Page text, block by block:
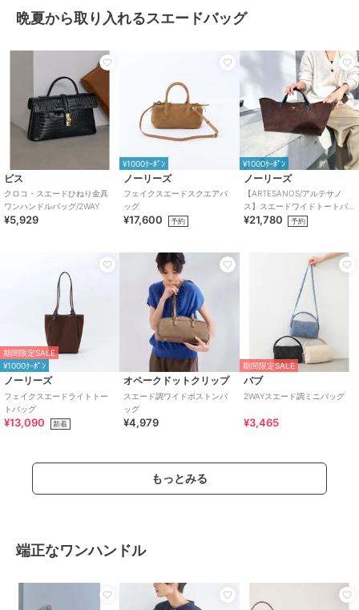
晩夏から取り入れるスエードバッグ
ビス
クロコ・スエードひねり金具
ワンハンドルバッグ/2WAY
¥5,929
¥1000ｸｰﾎﾟﾝ
ノーリーズ
フェイクスエードスクエアバ
ッグ
¥17,600 予約
¥1000ｸｰﾎﾟﾝ
ノーリーズ
【ARTESANOS/アルテサノ
ス】スエードワイドトートバ
ッグ
¥21,780 予約
期間限定SALE
¥1000ｸｰﾎﾟﾝ
ノーリーズ
フェイクスエードライトトー
トバッグ
¥13,090 新着
オペークドットクリップ
スエード調ワイドボストンバ
ッグ
¥4,979
期間限定SALE
バブ
2WAYスエード調ミニバッグ
¥3,465
もっとみる
端正なワンハンドル